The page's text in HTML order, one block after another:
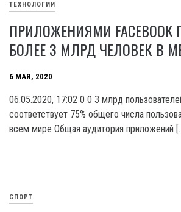
ТЕХНОЛОГИИ
ПРИЛОЖЕНИЯМИ
БОЛЕЕ 3 МЛРД ЧЕЛОВЕК В
6 МАЯ, 2020
06.05.2020, 17:02 0 0 3 млрд
соответствует 75% общего числа
всем мире Общая аудитория приложений
СПОРТ